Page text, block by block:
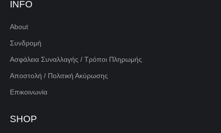
INFO
About
Συνδρομή
Ασφάλεια Συναλλαγής / Τρόποι Πληρωμής
Αποστολή / Πολιτική Ακύρωσης
Επικοινωνία
SHOP